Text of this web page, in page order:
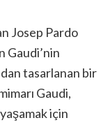
Josep Pardo
Gaudi’nin
tasarlanan bir
Gaudi,
için